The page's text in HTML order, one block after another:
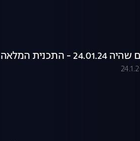
- התכנית המלאה